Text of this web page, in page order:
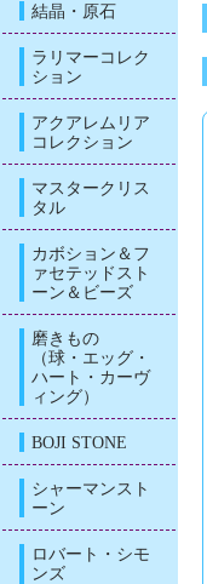
結晶・原石
ラリマーコレク
ション
アクアレムリア
コレクション
マスタークリス
タル
カボション＆フ
ァセテッドスト
ーン＆ビーズ
磨きもの
（球・エッグ・
ハート・カーヴ
ィング）
BOJI STONE
シャーマンスト
ーン
ロバート・シモ
ンズ